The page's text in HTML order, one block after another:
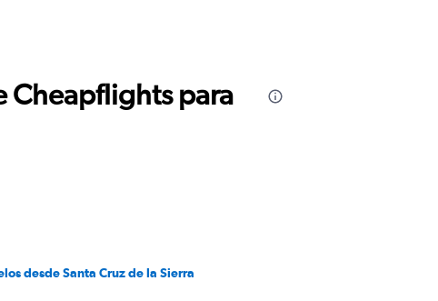
Cheapflights para
desde Santa Cruz de la Sierra